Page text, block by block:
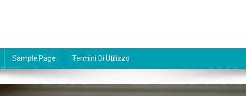
Sample Page Termini Di Utilizzo